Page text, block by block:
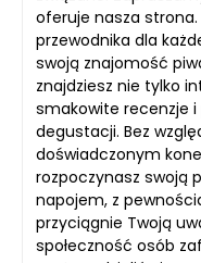
oferuje nasza strona.
przewodnika dla
swoją znajomość
znajdziesz nie tylko
smakowite recenzje
degustacji. Bez
doświadczonym
rozpoczynasz swoją
napojem, z
przyciągnie Twoją
społeczność osób